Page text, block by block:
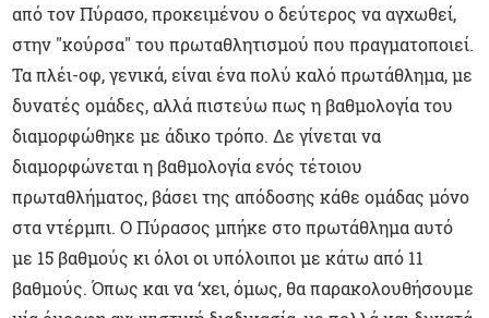
από τον Πύρασο, προκειμένου ο δεύτερος να αγχωθεί,
στην "κούρσα" του πρωταθλητισμού που πραγματοποιεί.
Τα πλέι-οφ, γενικά, είναι ένα πολύ καλό πρωτάθλημα, με
δυνατές ομάδες, αλλά πιστεύω πως η βαθμολογία του
διαμορφώθηκε με άδικο τρόπο. Δε γίνεται να
διαμορφώνεται η βαθμολογία ενός τέτοιου
πρωταθλήματος, βάσει της απόδοσης κάθε ομάδας μόνο
στα ντέρμπι. Ο Πύρασος μπήκε στο πρωτάθλημα αυτό
με 15 βαθμούς κι όλοι οι υπόλοιποι με κάτω από 11
βαθμούς. Όπως και να ‘χει, όμως, θα παρακολουθήσουμε